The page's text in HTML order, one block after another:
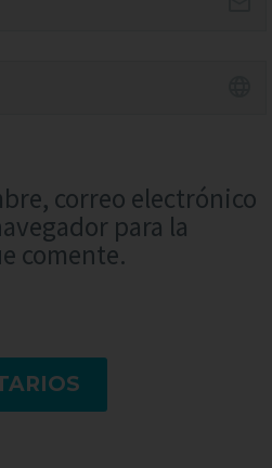
correo electrónico
para la
comente.